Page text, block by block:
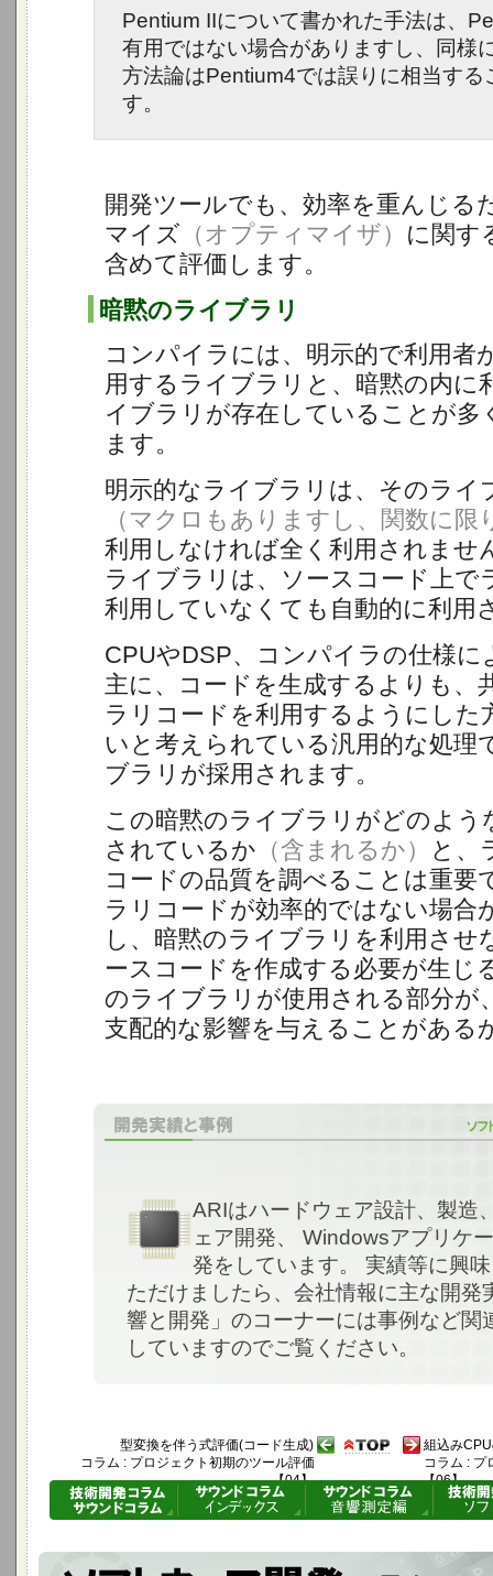
Pentium IIについて書かれた手法は、
有用ではない場合がありますし、同様
方法論はPentium4では誤りに相当する
す。
開発ツールでも、効率を重んじる
マイズ （オプティマイザ） に関す
含めて評価します。
暗黙のライブラリ
コンパイラには、明示的で利用者
用するライブラリと、暗黙の内に
イブラリが存在していることが多
ます。
明示的なライブラリは、そのライ
（マクロもありますし、関数に限
利用しなければ全く利用されませ
ライブラリは、ソースコード上で
利用していなくても自動的に利用
CPUやDSP、コンパイラの仕様に
主に、コードを生成するよりも、
ラリコードを利用するようにした
いと考えられている汎用的な処理
ブラリが採用されます。
この暗黙のライブラリがどのよう
されているか （含まれるか）
と、
コードの品質を調べることは重要
ラリコードが効率的ではない場合
し、暗黙のライブラリを利用させ
ースコードを作成する必要が生じ
のライブラリが使用される部分が
支配的な影響を与えることがある
ARIはハードウェア設計、製造
ェア開発、 Windowsアプリケ
発をしています。 実績等に興
ただけましたら、会社情報に主な開発
響と開発」のコーナーには事例など関
していますのでご覧ください。
型変換を伴う式評価(コード生成)
コラム : プロジェクト初期のツール評価
【04】
組込み
コラム : プ
【06】